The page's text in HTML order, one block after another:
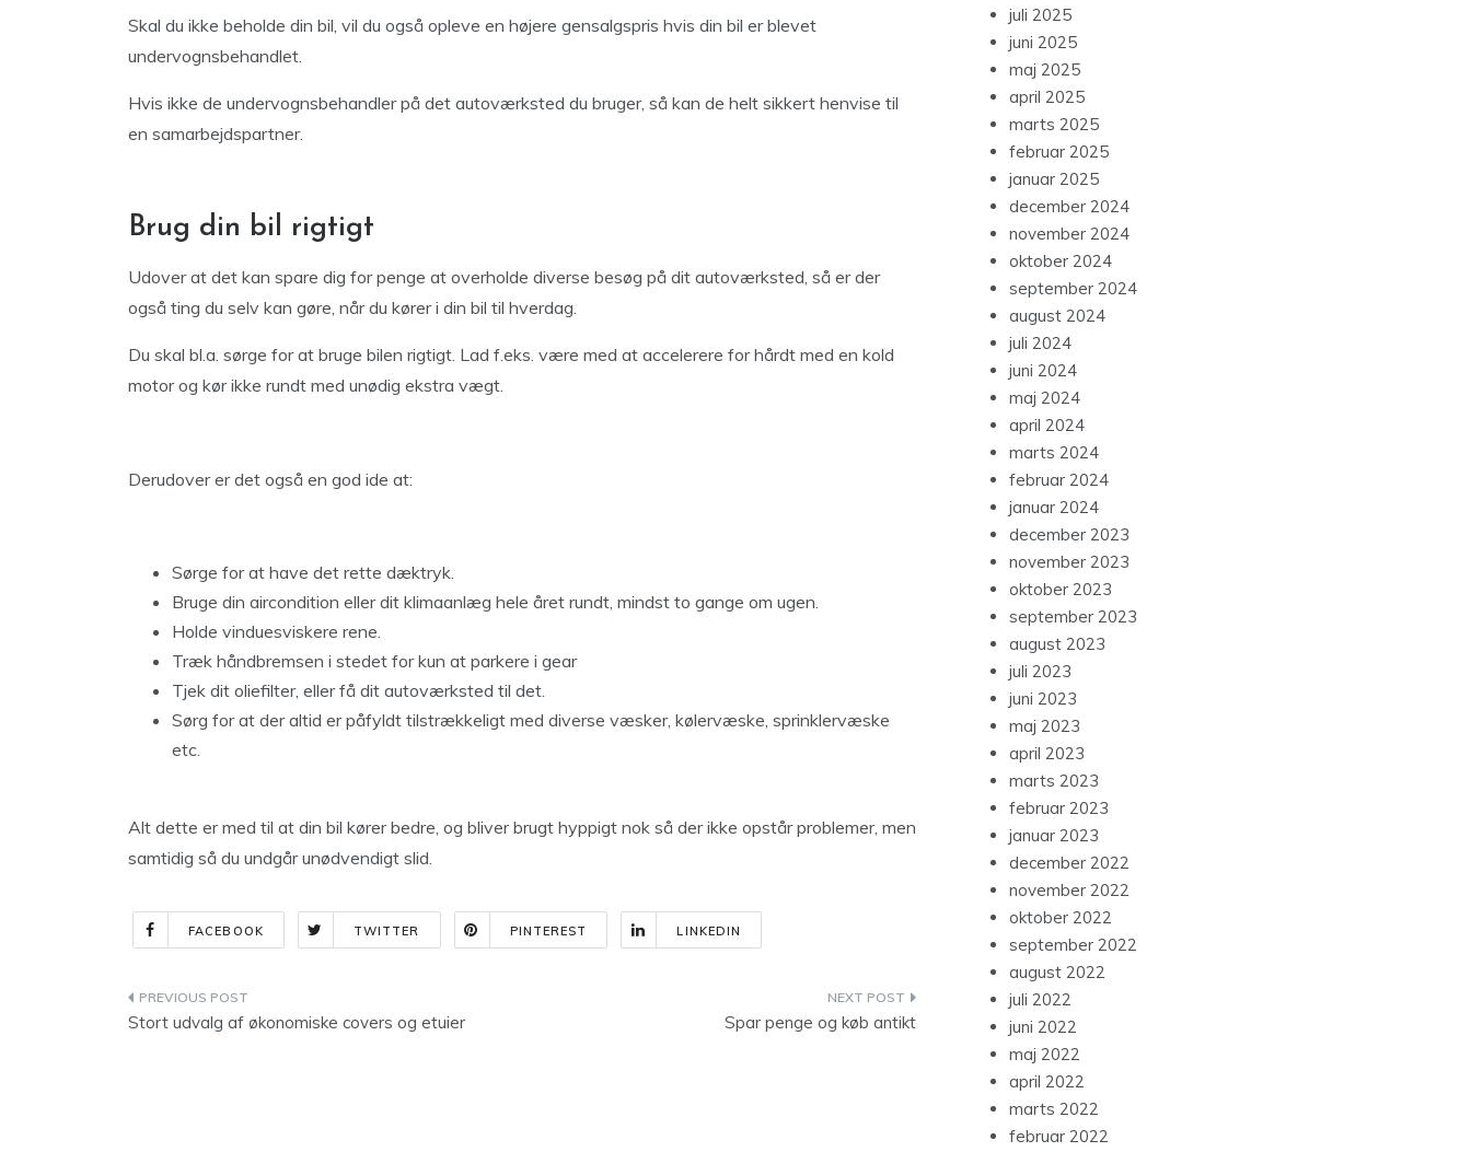
Skal du ikke beholde din bil, vil du også opleve en højere gensalgspris hvis din bil er blevet
undervognsbehandlet.
Hvis ikke de undervognsbehandler på det autoværksted du bruger, så kan de helt sikkert henvise til
en samarbejdspartner.
Brug din bil rigtigt
Udover at det kan spare dig for penge at overholde diverse besøg på dit autoværksted, så er der
også ting du selv kan gøre, når du kører i din bil til hverdag.
Du skal bl.a. sørge for at bruge bilen rigtigt. Lad f.eks. være med at accelerere for hårdt med en kold
motor og kør ikke rundt med unødig ekstra vægt.
Derudover er det også en god ide at:
Sørge for at have det rette dæktryk.
Bruge din aircondition eller dit klimaanlæg hele året rundt, mindst to gange om ugen.
Holde vinduesviskere rene.
Træk håndbremsen i stedet for kun at parkere i gear
Tjek dit oliefilter, eller få dit autoværksted til det.
Sørg for at der altid er påfyldt tilstrækkeligt med diverse væsker, kølervæske, sprinklervæske
etc.
Alt dette er med til at din bil kører bedre, og bliver brugt hyppigt nok så der ikke opstår problemer, men
samtidig så du undgår unødvendigt slid.
FACEBOOK TWITTER PINTEREST LINKEDIN
Indlægsnavigation
Stort udvalg af økonomiske covers og etuier Spar penge og køb antikt
juli 2025
juni 2025
maj 2025
april 2025
marts 2025
februar 2025
januar 2025
december 2024
november 2024
oktober 2024
september 2024
august 2024
juli 2024
juni 2024
maj 2024
april 2024
marts 2024
februar 2024
januar 2024
december 2023
november 2023
oktober 2023
september 2023
august 2023
juli 2023
juni 2023
maj 2023
april 2023
marts 2023
februar 2023
januar 2023
december 2022
november 2022
oktober 2022
september 2022
august 2022
juli 2022
juni 2022
maj 2022
april 2022
marts 2022
februar 2022